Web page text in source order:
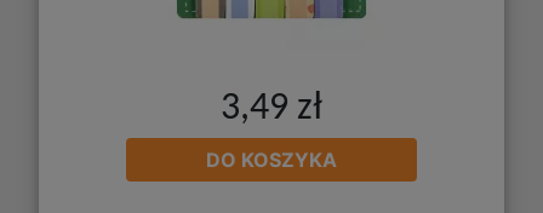
3,49 zł
DO KOSZYKA